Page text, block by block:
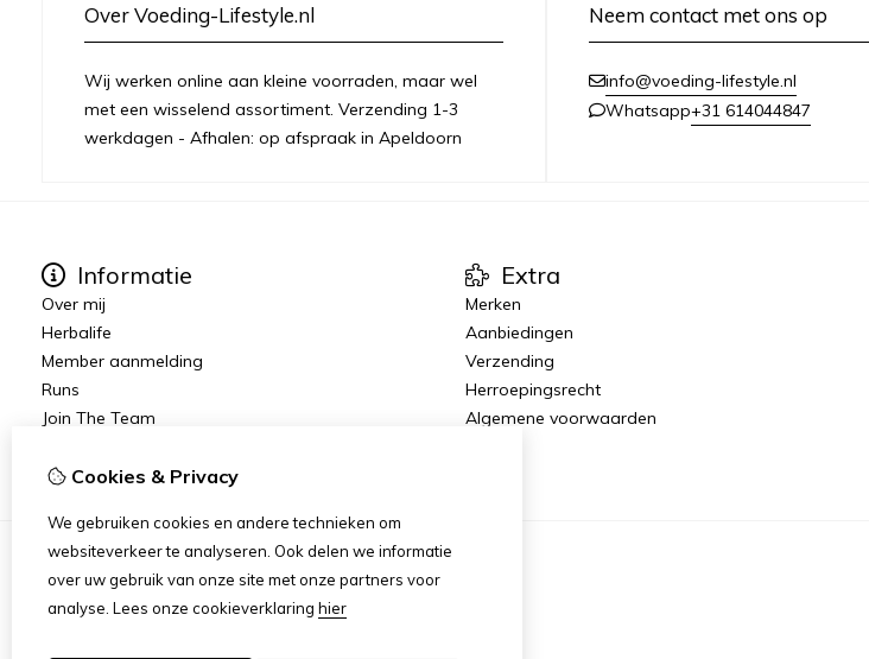
Over Voeding-Lifestyle.nl
Wij werken online aan kleine voorraden, maar wel
met een wisselend assortiment. Verzending 1-3
werkdagen - Afhalen: op afspraak in Apeldoorn
Neem contact met ons op
info@voeding-lifestyle.nl
Whatsapp+31 614044847
Informatie
Over mij
Herbalife
Member aanmelding
Runs
Join The Team
Extra
Merken
Aanbiedingen
Verzending
Herroepingsrecht
Algemene voorwaarden
Cookies & Privacy
We gebruiken cookies en andere technieken om
websiteverkeer te analyseren. Ook delen we informatie
over uw gebruik van onze site met onze partners voor
analyse. Lees onze cookieverklaring hier